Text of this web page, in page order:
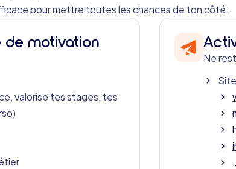
pour mettre toutes les chances de ton côté :
de motivation
valorise tes stages, tes
Ne